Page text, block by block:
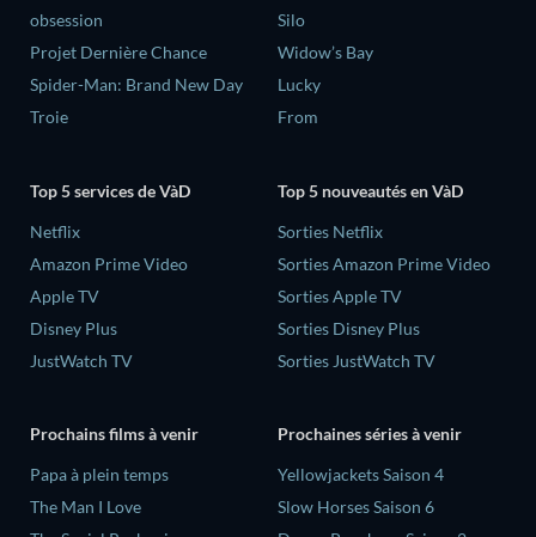
obsession
Projet Dernière Chance
Spider-Man: Brand New Day
Troie
Silo
Widow’s Bay
Lucky
From
Top 5 services de VàD
Netflix
Amazon Prime Video
Apple TV
Disney Plus
JustWatch TV
Top 5 nouveautés en VàD
Sorties Netflix
Sorties Amazon Prime Video
Sorties Apple TV
Sorties Disney Plus
Sorties JustWatch TV
Prochains films à venir
‎Papa à plein temps
The Man I Love
Prochaines séries à venir
Yellowjackets Saison 4
Slow Horses Saison 6